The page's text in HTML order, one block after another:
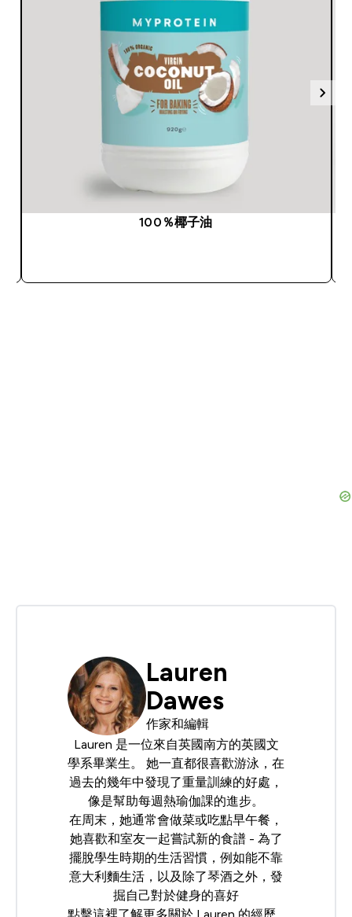
100％椰子油
Lauren
Dawes
作家和編輯
Lauren 是一位來自英國南方的英國文
學系畢業生。 她一直都很喜歡游泳，在
過去的幾年中發現了重量訓練的好處，
像是幫助每週熱瑜伽課的進步。
在周末，她通常會做菜或吃點早午餐，
她喜歡和室友一起嘗試新的食譜 - 為了
擺脫學生時期的生活習慣，例如能不靠
意大利麵生活，以及除了琴酒之外，發
掘自己對於健身的喜好
點擊這裡了解更多關於 Lauren 的經歷